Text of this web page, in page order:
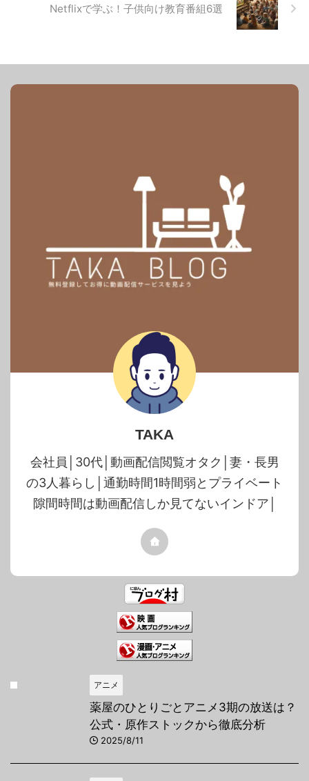
Netflixで学ぶ！子供向け教育番組6選
TAKA
会社員│30代│動画配信閲覧オタク│妻・長男
の3人暮らし│通勤時間1時間弱とプライベート
隙間時間は動画配信しか見てないインドア│
アニメ
薬屋のひとりごとアニメ3期の放送は？
公式・原作ストックから徹底分析
2025/8/11